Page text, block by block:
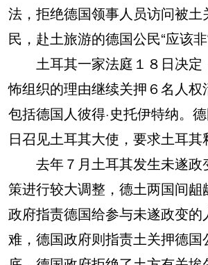
法，拒绝德国领事人员访问被土
民，赴土旅游的德国公民“应该非
土耳其一家法庭１８日决定
怖组织的理由继续关押６名人权
包括德国人彼得·史托伊特纳。
日召见土耳其大使，要求土耳其
去年７月土耳其发生未遂政
策进行较大调整，德土两国间
政府指责德国给参与未遂政变的
难，德国政府则指责土关押德国